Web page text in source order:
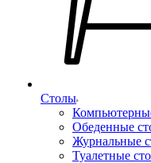
Столы
Обеденные
Журнальные
Туалетные